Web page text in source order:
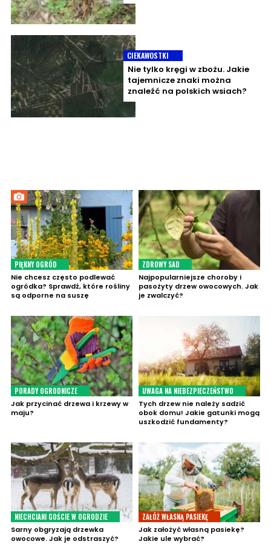
CIEKAWOSTKI
Nie tylko kręgi w zbożu. Jakie
tajemnicze znaki można
znaleźć na polskich wsiach?
PIĘKNY OGRÓD
Nie chcesz często podlewać
ogródka? Sprawdź, które rośliny
są odporne na suszę
ZDROWY SAD
Najpopularniejsze choroby i
pasożyty drzew owocowych. Jak
je zwalczyć?
PORADY OGRODNICZE
Jak przycinać drzewa i krzewy w
maju?
UWAGA NA NIEBEZPIECZEŃSTWO
Tych drzew nie należy sadzić
obok domu! Jakie gatunki mogą
uszkodzić fundamenty?
NIECHCIANI GOŚCIE W OGRODZIE
Sarny obgryzają drzewka
owocowe. Jak je odstraszyć?
ZAŁÓŻ WŁASNĄ PASIEKĘ
Jak założyć własną pasiekę?
Jakie ule wybrać?